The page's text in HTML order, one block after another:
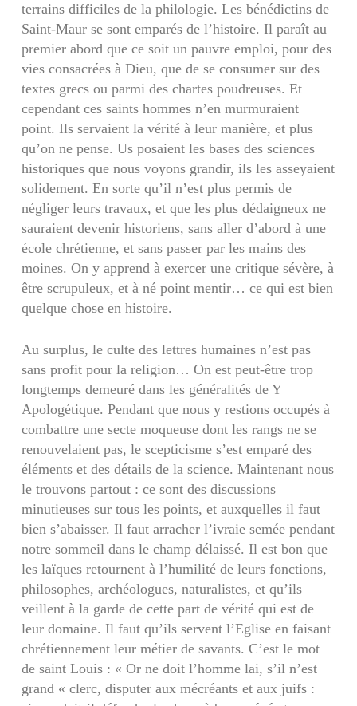
terrains difficiles de la philologie. Les bénédictins de
Saint-Maur se sont emparés de l’his­toire. Il paraît au
premier abord que ce soit un pauvre emploi, pour des
vies consacrées à Dieu, que de se consumer sur des
textes grecs ou parmi des chartes poudreuses. Et
cependant ces saints hommes n’en murmuraient
point. Ils servaient la vérité à leur manière, et plus
qu’on ne pense. Us posaient les bases des sciences
historiques que nous voyons grandir, ils les asseyaient
solidement. En sorte qu’il n’est plus permis de
négliger leurs tra­vaux, et que les plus dédaigneux ne
sauraient de­venir historiens, sans aller d’abord à une
école chrétienne, et sans passer par les mains des
moines. On y apprend à exercer une critique sévère, à
être scrupuleux, et à né point mentir… ce qui est bien
quelque chose en histoire.
Au surplus, le culte des lettres humaines n’est pas
sans profit pour la religion… On est peut-être trop
longtemps demeuré dans les généralités de Y
Apologétique. Pendant que nous y restions occu­pés à
combattre une secte moqueuse dont les rangs ne se
renouvelaient pas, le scepticisme s’est emparé des
éléments et des détails de la science. Mainte­nant nous
le trouvons partout : ce sont des discus­sions
minutieuses sur tous les points, et auxquelles il faut
bien s’abaisser. Il faut arracher l’ivraie semée pendant
notre sommeil dans le champ dé­laissé. Il est bon que
les laïques retournent à l’humilité de leurs fonctions,
philosophes, archéo­logues, naturalistes, et qu’ils
veillent à la garde de cette part de vérité qui est de
leur domaine. Il faut qu’ils servent l’Eglise en faisant
chrétienne­ment leur métier de savants. C’est le mot
de saint Louis : « Or ne doit l’homme lai, s’il n’est
grand « clerc, disputer aux mécréants et aux juifs :